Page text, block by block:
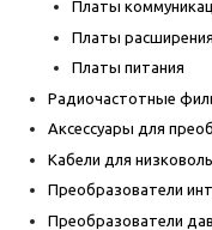
Платы
Платы расширения
Платы питания
Радиочастотные
Аксессуары для
Кабели для
Преобразователи
Преобразователи